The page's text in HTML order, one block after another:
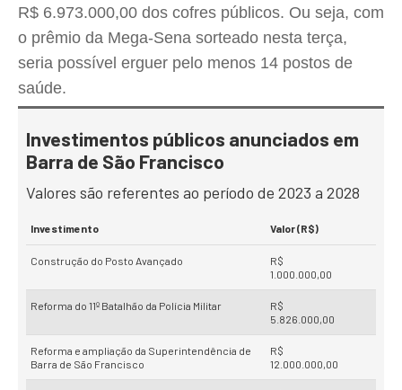
R$ 6.973.000,00 dos cofres públicos. Ou seja, com
o prêmio da Mega-Sena sorteado nesta terça,
seria possível erguer pelo menos 14 postos de
saúde.